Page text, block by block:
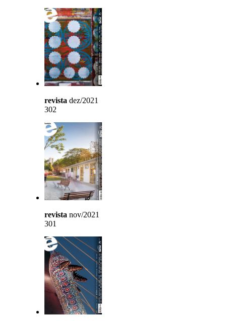
revista dez/2021
302
revista nov/2021
301